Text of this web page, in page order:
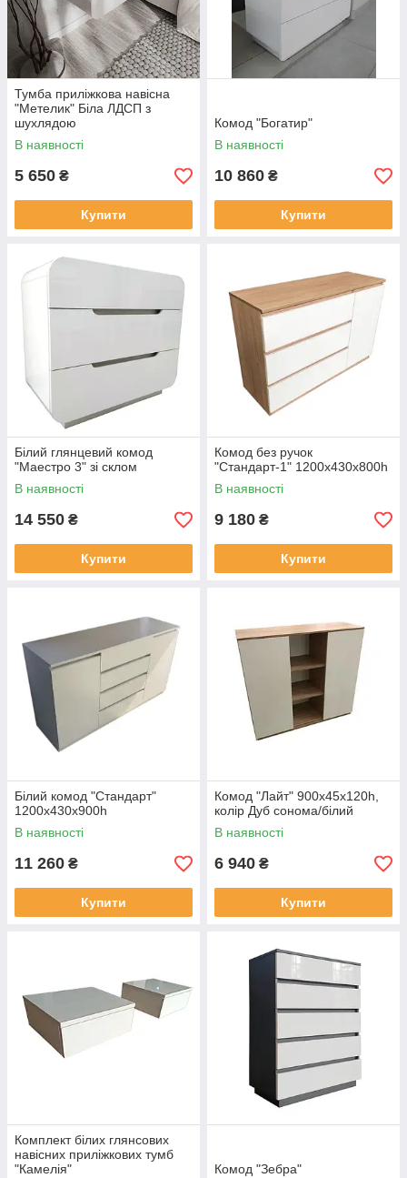
Тумба приліжкова навісна
"Метелик" Біла ЛДСП з
шухлядою
В наявності
5 650 ₴
Купити
Комод "Богатир"
В наявності
10 860 ₴
Купити
Білий глянцевий комод
"Маестро 3" зі склом
В наявності
14 550 ₴
Купити
Комод без ручок
"Стандарт-1" 1200х430х800h
В наявності
9 180 ₴
Купити
Білий комод "Стандарт"
1200х430х900h
В наявності
11 260 ₴
Купити
Комод "Лайт" 900х45х120һ,
колір Дуб сонома/білий
В наявності
6 940 ₴
Купити
Комплект білих глянсових
навісних приліжкових тумб
"Камелія"
Комод "Зебра"